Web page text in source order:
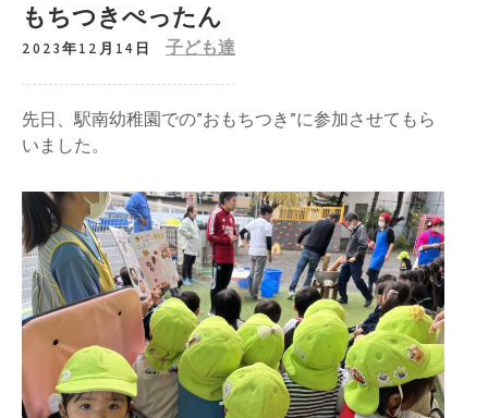
もちつきぺったん
2023年12月14日 子ども達
先日、駅南幼稚園での”おもちつき”に参加させてもら
いました。